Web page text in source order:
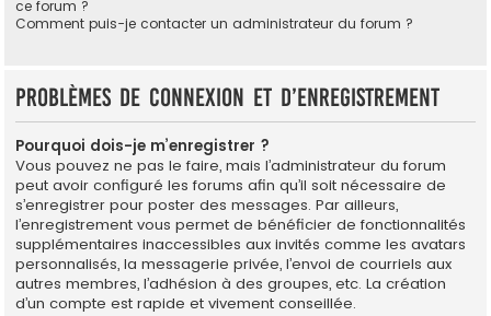
ce forum ?
Comment puis-je contacter un administrateur du forum ?
Problèmes de connexion et d’enregistrement
Pourquoi dois-je m’enregistrer ?
Vous pouvez ne pas le faire, mais l’administrateur du forum
peut avoir configuré les forums afin qu’il soit nécessaire de
s’enregistrer pour poster des messages. Par ailleurs,
l’enregistrement vous permet de bénéficier de fonctionnalités
supplémentaires inaccessibles aux invités comme les avatars
personnalisés, la messagerie privée, l’envoi de courriels aux
autres membres, l’adhésion à des groupes, etc. La création
d’un compte est rapide et vivement conseillée.